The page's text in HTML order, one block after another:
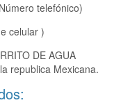
telefónico)
celular )
DE AGUA
republica Mexicana.